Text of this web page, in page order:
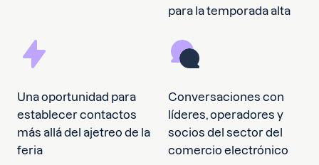
para la temporada alta
Una oportunidad para
establecer contactos
más allá del ajetreo de la
feria
Conversaciones con
líderes, operadores y
socios del sector del
comercio electrónico